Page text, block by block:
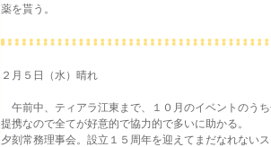
薬を貰う。
２月５日（水）晴れ
午前中、ティアラ江東まで、１０月のイベントのう
提携なので全てが好意的で協力的で多いに助かる。
夕刻常務理事会。設立１５周年を迎えてまだなれない